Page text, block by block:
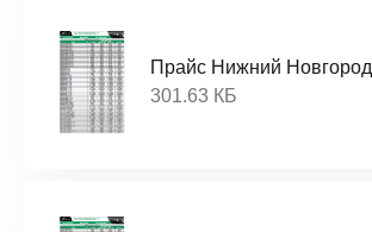
Прайс Нижний Новгород
301.63 КБ